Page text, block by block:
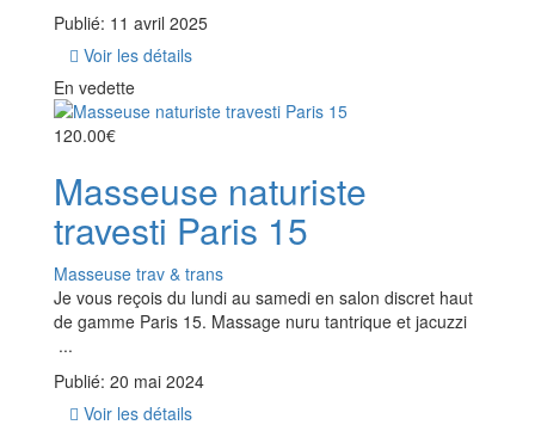
Publié: 11 avril 2025
Voir les détails
En vedette
120.00€
Masseuse naturiste
travesti Paris 15
Masseuse trav & trans
Je vous reçois du lundi au samedi en salon discret haut
de gamme Paris 15. Massage nuru tantrique et jacuzzi
...
Publié: 20 mai 2024
Voir les détails